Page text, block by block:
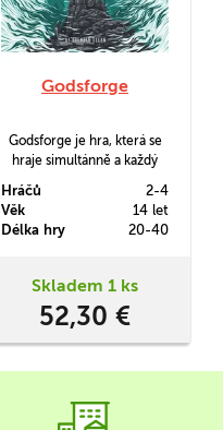
Godsforge
Godsforge je hra, která se
hraje simultánně a každý
protivníka po levé ruce,
zatímco se bude bránit
protivníkovi zprava.
Hráčů
2-4
Věk
14 let
Délka hry
20-40
Skladem 1 ks
52,30 €